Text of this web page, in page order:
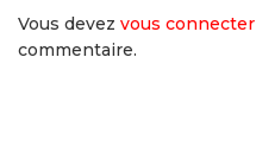
Vous devez vous connecter
commentaire.